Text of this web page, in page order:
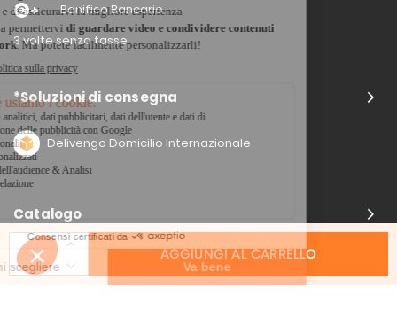
AGGIUNGI AL CARRELLO
Bonifico Bancario
3 volte senza tasse
*Soluzioni di consegna
Delivengo Domicilio Internazionale
Catalogo